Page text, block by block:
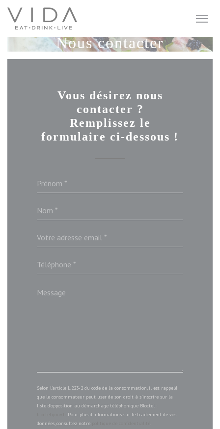
Personnalisation de vos choix en matière de cookies
Nous contacter
Vous désirez nous
contacter ?
Remplissez le
formulaire ci-dessous !
Selon l'article L.223-2 du code de la consommation, il est rappelé
que le consommateur peut user de son droit à s'inscrire sur la
liste d'opposition au démarchage téléphonique Bloctel :
. Pour plus d'informations sur le traitement de vos
données, consultez notre
.